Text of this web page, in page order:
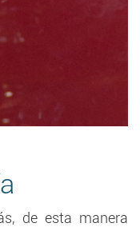
de esta manera